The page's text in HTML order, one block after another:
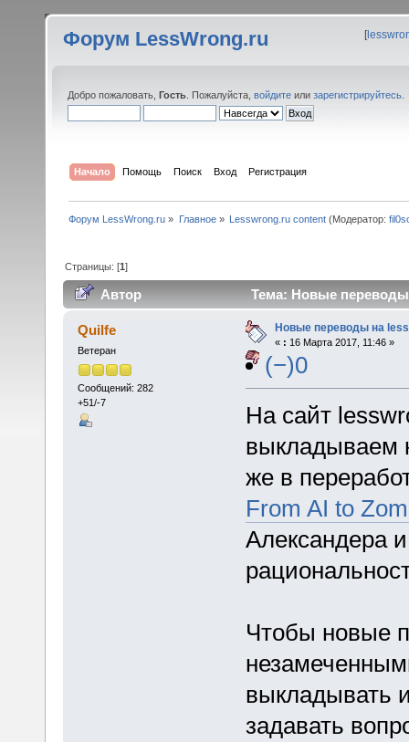
Форум LessWrong.ru [
Добро пожаловать, Гость . Пожалуйста, войдите или зарегистрируйтесь
Начало Помощь Поиск Вход Регистрация
Форум LessWrong.ru » Главное» Lesswrong.ru content(Модератор:
Страницы: [1]
Автор Тема: Новые переводы
Quilfe
Ветеран
Сообщений: 282
+51/-7
Новые переводы на
« : 16 Марта 2017, 11:46 »
(−)0
На сайт
выкладываем
же в
From AI to
Александера
Чтобы новые
выкладывать
задавать